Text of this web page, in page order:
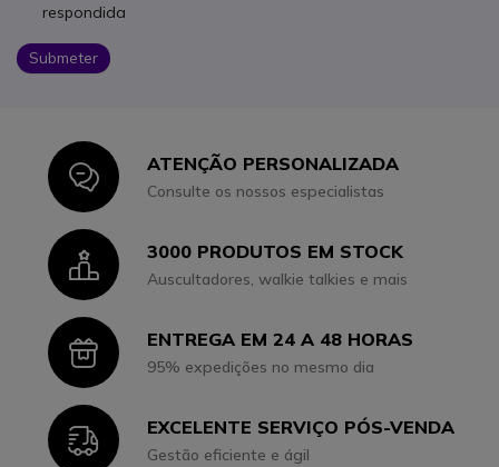
respondida
Submeter
IconATENÇÃO PERSONALIZADA
Consulte os nossos especialistas
Icon3000 PRODUTOS EM STOCK
Auscultadores, walkie talkies e mais
IconENTREGA EM 24 A 48 HORAS
95% expedições no mesmo dia
IconEXCELENTE SERVIÇO PÓS-VENDA
Gestão eficiente e ágil